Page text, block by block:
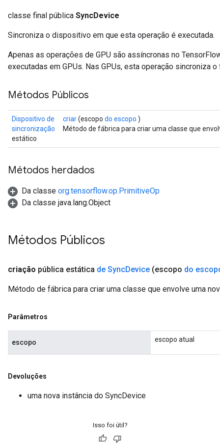
classe final pública SyncDevice
Sincroniza o dispositivo em que esta operação é executada.
Apenas as operações de GPU são assíncronas no
executadas em GPUs. Nas GPUs, esta operação sincroniza
Métodos Públicos
Dispositivo de
sincronização
estático
criar(escopo do escopo )
Método de fábrica para criar uma classe que
Métodos herdados
Da classe org.tensorflow.op.PrimitiveOp
Da classe java.lang.Object
Métodos Públicos
criação pública estática de SyncDevice (escopo do
Método de fábrica para criar uma classe que envolve uma
Parâmetros
escopo escopo atual
Devoluções
uma nova instância do SyncDevice
Isso foi útil?